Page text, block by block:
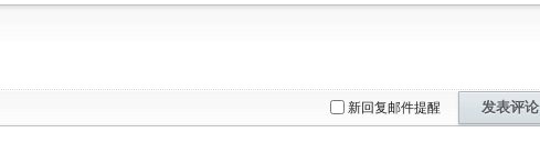
新回复邮件提醒 发表评论